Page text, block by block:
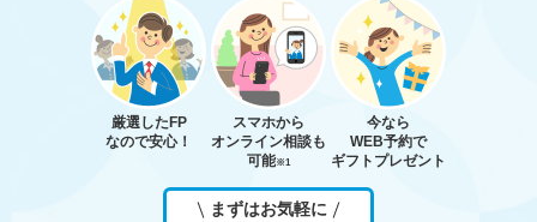
厳選したFP
なので安心！
スマホから
オンライン相談も
可能※1
今なら
WEB予約で
ギフトプレゼント
まずはお気軽に